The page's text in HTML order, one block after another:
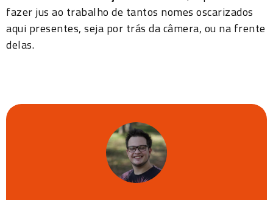
fazer jus ao trabalho de tantos nomes oscarizados
aqui presentes, seja por trás da câmera, ou na frente
delas.